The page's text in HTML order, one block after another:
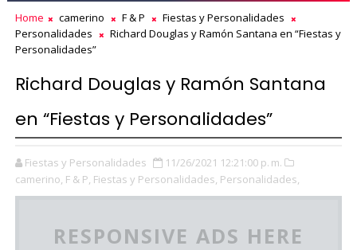
Home camerino F & P
Fiestas y Personalidades
Personalidades
Richard Douglas y Ramón Santana en “Fiestas y
Personalidades”
Richard Douglas y Ramón Santana
en “Fiestas y Personalidades”
Fiestas y Personalidades
11/26/2021 12:21:00 p. m.
camerino, F & P, Fiestas y Personalidades, Personalidades,
RESPONSIVE ADS HERE